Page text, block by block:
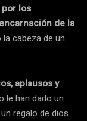
los
de la
cabeza de un
aplausos y
le han dado un
regalo de dios.